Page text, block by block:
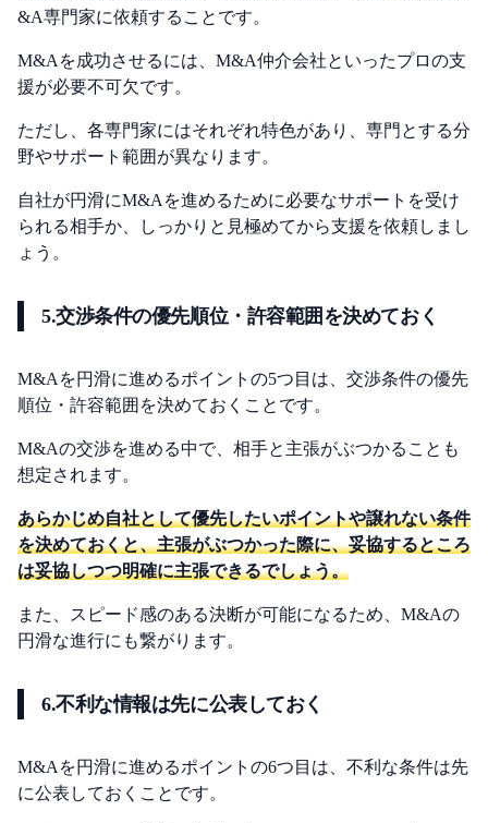
&A専門家に依頼することです。
M&Aを成功させるには、M&A仲介会社といったプロの支
援が必要不可欠です。
ただし、各専門家にはそれぞれ特色があり、専門とする分
野やサポート範囲が異なります。
自社が円滑にM&Aを進めるために必要なサポートを受け
られる相手か、しっかりと見極めてから支援を依頼しまし
ょう。
5.交渉条件の優先順位・許容範囲を決めておく
M&Aを円滑に進めるポイントの5つ目は、交渉条件の優先
順位・許容範囲を決めておくことです。
M&Aの交渉を進める中で、相手と主張がぶつかることも
想定されます。
あらかじめ自社として優先したいポイントや譲れない条件
を決めておくと、主張がぶつかった際に、妥協するところ
は妥協しつつ明確に主張できるでしょう。
また、スピード感のある決断が可能になるため、M&Aの
円滑な進行にも繋がります。
6.不利な情報は先に公表しておく
M&Aを円滑に進めるポイントの6つ目は、不利な条件は先
に公表しておくことです。